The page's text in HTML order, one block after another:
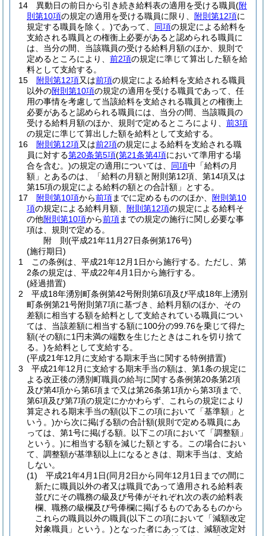
14
異動日の前日から引き続き給料表の適用を受ける職員(附
則第10項の規定の適用を受ける職員に限り、 附則第12項に
規定する職員を除く。)であって、 同項の規定による給料を
支給される職員との権衡上必要があると認められる職員に
は、当分の間、当該職員の受ける給料月額のほか、規則で
定めるところにより、 前2項の規定に準じて算出した額を給
料として支給する。
15
附則第12項又は前項の規定による給料を支給される職員
以外の附則第10項の規定の適用を受ける職員であって、任
用の事情を考慮して当該給料を支給される職員との権衡上
必要があると認められる職員には、当分の間、当該職員の
受ける給料月額のほか、規則で定めるところにより、 前3項
の規定に準じて算出した額を給料として支給する。
16
附則第12項又は前2項の規定による給料を支給される職
員に対する第20条第5項(第21条第4項において準用する場
合を含む。)の規定の適用については、 同項中「給料の月
額」とあるのは、「給料の月額と附則第12項、第14項又は
第15項の規定による給料の額との合計額」とする。
17
附則第10項から前項までに定めるもののほか、
附則第10
項の規定による給料月額、 附則第12項の規定による給料そ
の他附則第10項から前項までの規定の施行に関し必要な事
項は、規則で定める。
附 則(平成21年11月27日条例第176号)
(施行期日)
1
この条例は、平成21年12月1日から施行する。 ただし、第
2条の規定は、平成22年4月1日から施行する。
(経過措置)
2
平成18年湧別町条例第42号附則第6項及び平成18年上湧別
町条例第21号附則第7項に基づき、給料月額のほか、その
差額に相当する額を給料として支給されている職員につい
ては、当該差額に相当する額に100分の99.76を乗じて得た
額(その額に1円未満の端数を生じたときはこれを切り捨て
る。)を給料として支給する。
(平成21年12月に支給する期末手当に関する特例措置)
3
平成21年12月に支給する期末手当の額は、第1条の規定に
よる改正後の湧別町職員の給与に関する条例第20条第2項
及び第4項から第6項まで又は第26条第1項から第3項まで、
第6項及び第7項の規定にかかわらず、これらの規定により
算定される期末手当の額(以下この項において「基準額」と
いう。)から次に掲げる額の合計額(規則で定める職員にあ
っては、第1号に掲げる額。以下この項において「調整額」
という。)に相当する額を減じた額とする。
この場合におい
て、調整額が基準額以上になるときは、期末手当は、支給
しない。
(1)
平成21年4月1日(同月2日から同年12月1日までの間に
新たに職員以外の者又は職員であって適用される給料表
並びにその職務の級及び号俸がそれぞれ次の表の給料表
欄、職務の級欄及び号俸欄に掲げるものであるものから
これらの職員以外の職員(以下この項において「減額改定
対象職員」という。)となった者にあっては、減額改定対